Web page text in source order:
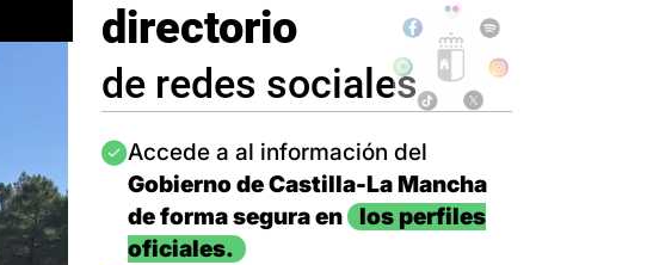
directorio
de redes sociales
Imagen
Accede a al información del
Gobierno de Castilla-La Mancha
de forma segura en
los perfiles
oficiales.